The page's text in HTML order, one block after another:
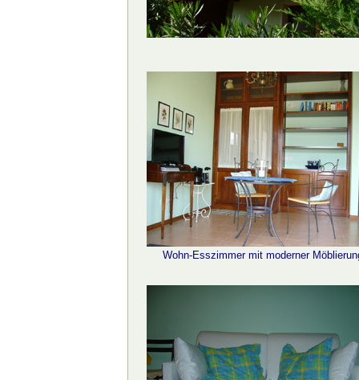
Wohn-Esszimmer mit moderner